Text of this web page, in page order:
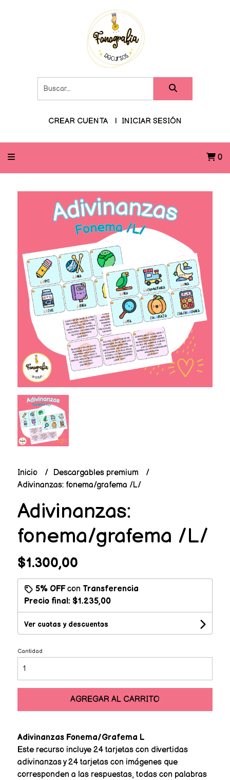
CREAR CUENTA INICIAR SESIÓN
0
Inicio
Descargables premium
Adivinanzas: fonema/grafema /L/
Adivinanzas:
fonema/grafema /L/
$1.300,00
5% OFFcon Transferencia
Precio final: $1.235,00
Ver cuotas y descuentos
Cantidad
AGREGAR AL CARRITO
Adivinanzas Fonema/Grafema L
Este recurso incluye 24 tarjetas con divertidas
adivinanzas y 24 tarjetas con imágenes que
corresponden a las respuestas, todas con palabras